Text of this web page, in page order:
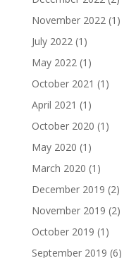
November 2022(1)
July 2022(1)
May 2022(1)
October 2021 (1)
April 2021 (1)
October 2020 (1)
May 2020 (1)
March 2020 (1)
December 2019 (2)
November 2019 (2)
October 2019 (1)
September 2019 (6)